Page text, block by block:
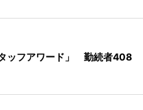
ッフアワード」 勤続者408